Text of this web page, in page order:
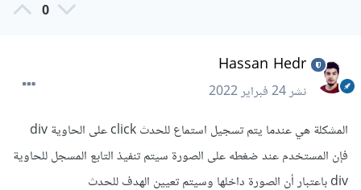
0
Hassan Hedr
نشر24 فبراير 2022
المشكلة هي عندما يتم تسجيل استماع للحدث click على الحاوية div
فإن المستخدم عند ضغطه على الصورة سيتم تنفيذ التابع المسجل للحاوية
div باعتبار أن الصورة داخلها وسيتم تعيين الهدف للحدث